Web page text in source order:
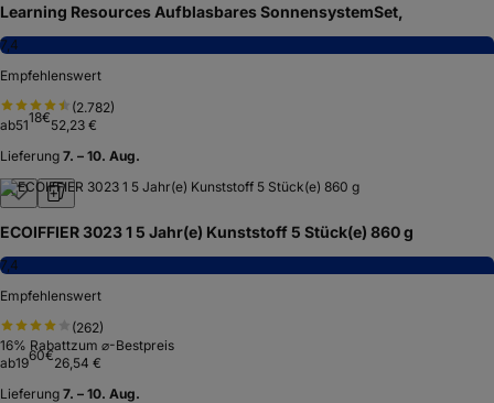
Learning Resources Aufblasbares SonnensystemSet,
7,4
Empfehlenswert
(2.782)
ab5118€52,23 €
Lieferung 7. – 10. Aug.
ECOIFFIER 3023 1 5 Jahr(e) Kunststoff 5 Stück(e) 860 g
7,4
Empfehlenswert
(262)
16% Rabattzum ⌀-Bestpreis
ab1960€26,54 €
Lieferung 7. – 10. Aug.